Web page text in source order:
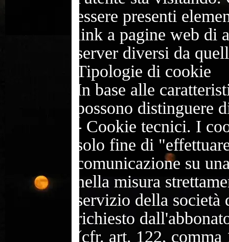
essere presenti
link a pagine web di
server diversi da
Tipologie di cookie
In base alle
possono distinguere
- Cookie tecnici. I
solo fine di
comunicazione su
nella misura
servizio della
richiesto
(cfr. art. 122,